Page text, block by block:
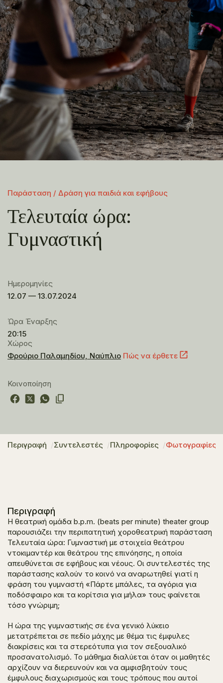
Παράσταση / Δράση για παιδιά και εφήβους
Τελευταία ώρα:
Γυμναστική
Ημερομηνίες
12.07 — 13.07.2024
Ώρα Έναρξης
20:15
Χώρος
Φρούριο Παλαμηδίου, Ναύπλιο Πώς να έρθετε
Κοινοποίηση
Περιγραφή Συντελεστές Πληροφορίες Φωτογραφίες
Περιγραφή
Η θεατρική ομάδα b.p.m. (beats per minute) theater group
παρουσιάζει την περιπατητική χοροθεατρική παράσταση
Τελευταία ώρα: Γυμναστική με στοιχεία θεάτρου
ντοκιμαντέρ και θεάτρου της επινόησης, η οποία
απευθύνεται σε εφήβους και νέους. Οι συντελεστές της
παράστασης καλούν το κοινό να αναρωτηθεί γιατί η
φράση του γυμναστή «Πάρτε μπάλες, τα αγόρια για
ποδόσφαιρο και τα κορίτσια για μήλα» τους φαίνεται
τόσο γνώριμη;
Η ώρα της γυμναστικής σε ένα γενικό λύκειο
μετατρέπεται σε πεδίο μάχης με θέμα τις έμφυλες
διακρίσεις και τα στερεότυπα για τον σεξουαλικό
προσανατολισμό. Το μάθημα διαλύεται όταν οι μαθητές
αρχίζουν να διερευνούν και να αμφισβητούν τους
έμφυλους διαχωρισμούς και τους τρόπους που αυτοί